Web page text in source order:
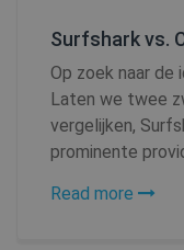
Surfshark vs.
Op zoek naar de
Laten we twee
vergelijken,
prominente
Read more